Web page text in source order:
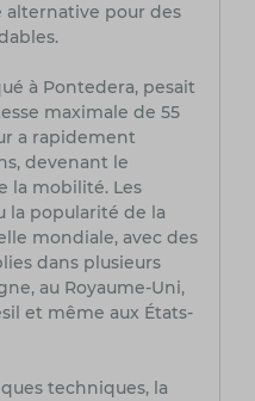
alternative pour des
à Pontedera, pesait
maximale de 55
a rapidement
devenant le
la mobilité. Les
la popularité de la
mondiale, avec des
dans plusieurs
au Royaume-Uni,
et même aux États-
techniques, la